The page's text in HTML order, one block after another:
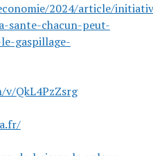
2024/article/
sante-chacun-peut-
gaspillage-
QkL4PzZsrg